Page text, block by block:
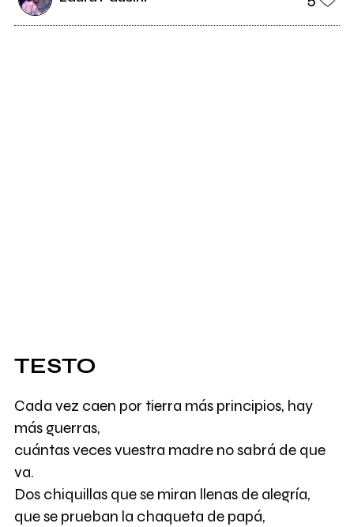
TESTO
Cada vez caen por tierra más principios, hay
más guerras,
cuántas veces vuestra madre no sabrá de que
va.
Dos chiquillas que se miran llenas de alegría,
que se prueban la chaqueta de papá,